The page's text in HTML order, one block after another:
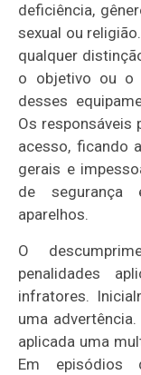
deficiência,
sexual ou
qualquer
o objetivo ou o
desses
Os responsáveis
acesso, ficando
gerais e
de segurança
aparelhos.
O
penalidades
infratores.
uma
aplicada uma
Em episódios